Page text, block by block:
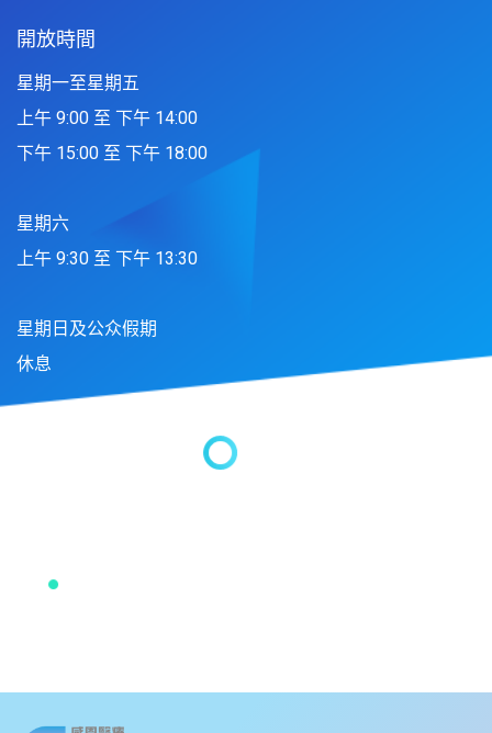
開放時間
星期一至星期五
上午 9:00 至 下午 14:00
下午 15:00 至 下午 18:00
星期六
上午 9:30 至 下午 13:30
星期日及公众假期
休息